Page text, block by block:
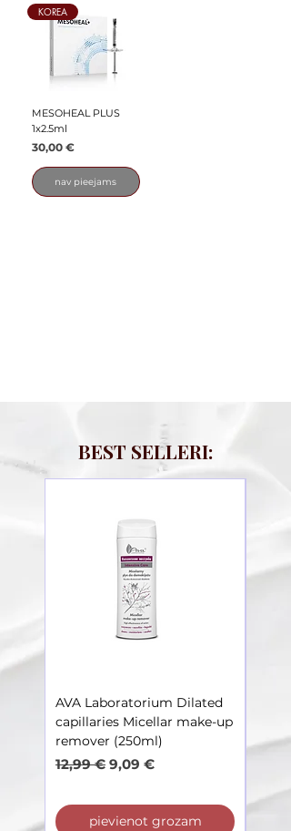
KOREA
MESOHEAL PLUS
1x2.5ml
Cena
30,00 €
nav pieejams
BEST SELLERI:
AVA Laboratorium Dilated
capillaries Micellar make-up
remover (250ml)
Parastā cena
12,99 € Izpārdošanas cena
9,09 €
pievienot grozam